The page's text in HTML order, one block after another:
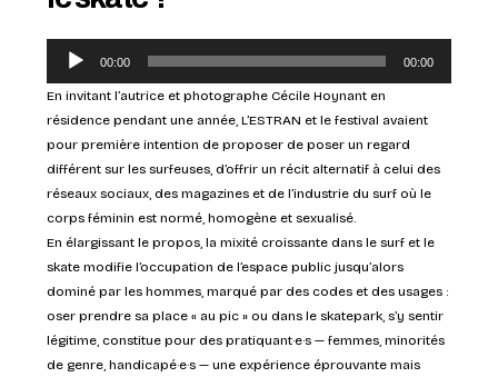
Lecteur
00:00 00:00
En invitant l’autrice et photographe Cécile Hoynant en
résidence pendant une année, L’ESTRAN et le festival avaient
pour première intention de proposer de poser un regard
différent sur les surfeuses, d’offrir un récit alternatif à celui des
réseaux sociaux, des magazines et de l’industrie du surf où le
corps féminin est normé, homogène et sexualisé.
En élargissant le propos, la mixité croissante dans le surf et le
skate modifie l’occupation de l’espace public jusqu’alors
dominé par les hommes, marqué par des codes et des usages :
oser prendre sa place « au pic » ou dans le skatepark, s’y sentir
légitime, constitue pour des pratiquant·e·s — femmes, minorités
de genre, handicapé·e·s — une expérience éprouvante mais